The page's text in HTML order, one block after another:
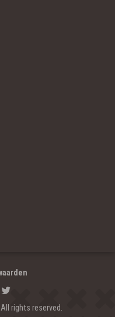
rights reserved.